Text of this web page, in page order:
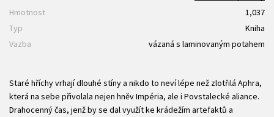
Hmotnost
1,037
Typ
Kniha
Vazba
vázaná s laminovaným potahem
Staré hříchy vrhají dlouhé stíny a nikdo to neví lépe než zlotřilá Aphra,
která na sebe přivolala nejen hněv Impéria, ale i Povstalecké aliance.
Drahocenný čas, jenž by se dal využít ke krádežím artefaktů a